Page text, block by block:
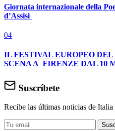
Giornata internazionale della
d’Assisi
04
IL FESTIVAL EUROPEO
SCENA A FIRENZE DAL 10
Suscríbete
Recibe las últimas noticias de